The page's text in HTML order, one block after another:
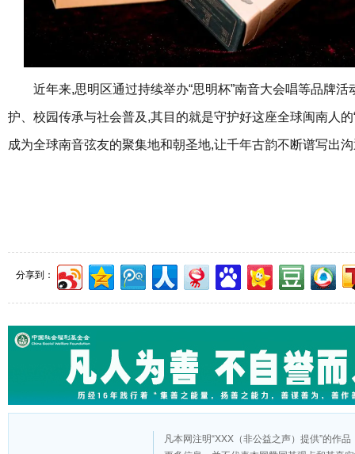
近年来,思明区通过持续举办“思明杯”南音大会唱等品牌
护、校园传承与社会普及,其目的就是守护好这座全球闽南人
成为全球南音弦友的聚集地和朝圣地,让千年古韵不断谱写出
分享到：
凡本网注明“XXX（非公益之声）提供”的作